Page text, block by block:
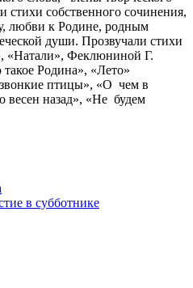
стихи собственного сочинения,
любви к Родине, родным
души. Прозвучали стихи
Феклюниной Г.
Родина», «Лето»
птицы», «О чем в
назад», «Не будем
в субботнике